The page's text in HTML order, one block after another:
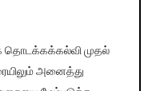
தொடக்கக்கல்வி முதல்
அனைத்து